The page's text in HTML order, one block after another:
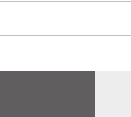
mais que a...